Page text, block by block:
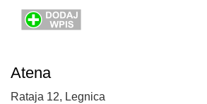
Atena
Rataja 12, Legnica